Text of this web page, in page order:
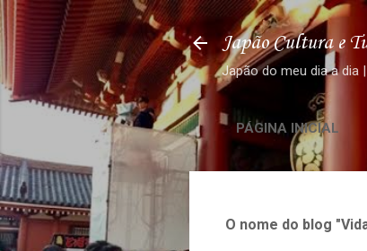
Japão Cultura e
Japão do meu dia a dia
PÁGINA INICIAL
O nome do blog